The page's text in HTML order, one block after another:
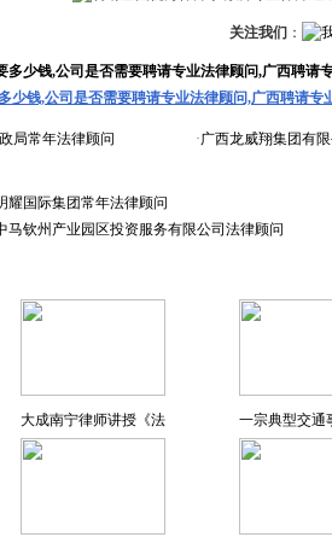
关注我们 ：
多少钱,公司是否需要聘请专业法律顾问,广西聘请
少钱,公司是否需要聘请专业法律顾问,广西聘请专
局常年法律顾问 ·广西龙威翔集团有
耀国际集团常年法律顾问
马钦州产业园区投资服务有限公司法律顾问
大成南宁律师讲授《法 一宗典型交通